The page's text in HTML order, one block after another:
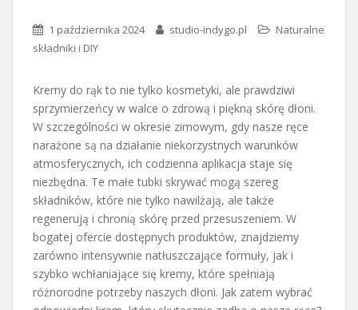
1 października 2024 studio-indygo.pl
Naturalne
składniki i DIY
Kremy do rąk to nie tylko kosmetyki, ale prawdziwi
sprzymierzeńcy w walce o zdrową i piękną skórę dłoni.
W szczególności w okresie zimowym, gdy nasze ręce
narażone są na działanie niekorzystnych warunków
atmosferycznych, ich codzienna aplikacja staje się
niezbędna. Te małe tubki skrywać mogą szereg
składników, które nie tylko nawilżają, ale także
regenerują i chronią skórę przed przesuszeniem. W
bogatej ofercie dostępnych produktów, znajdziemy
zarówno intensywnie natłuszczające formuły, jak i
szybko wchłaniające się kremy, które spełniają
różnorodne potrzeby naszych dłoni. Jak zatem wybrać